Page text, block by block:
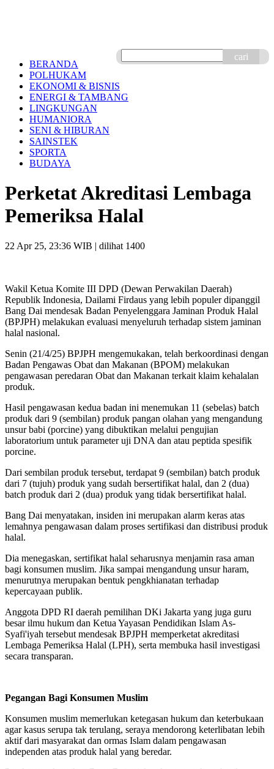
cari
BERANDA
POLHUKAM
EKONOMI & BISNIS
ENERGI & TAMBANG
LINGKUNGAN
HUMANIORA
SENI & HIBURAN
SAINSTEK
SPORTA
BUDAYA
Perketat Akreditasi Lembaga
Pemeriksa Halal
22 Apr 25, 23:36 WIB | dilihat 1400
Wakil Ketua Komite III DPD (Dewan Perwakilan Daerah)
Republik Indonesia, Dailami Firdaus yang lebih populer dipanggil
Bang Dai mendesak Badan Penyelenggara Jaminan Produk Halal
(BPJPH) melakukan evaluasi menyeluruh terhadap sistem jaminan
halal nasional.
Senin (21/4/25) BPJPH mengemukakan, telah berkoordinasi dengan
Badan Pengawas Obat dan Makanan (BPOM) melakukan
pengawasan peredaran Obat dan Makanan terkait klaim kehalalan
produk.
Hasil pengawasan kedua badan ini menemukan 11 (sebelas) batch
produk dari 9 (sembilan) produk pangan olahan yang mengandung
unsur babi (porcine) yang dibuktikan melalui pengujian
laboratorium untuk parameter uji DNA dan atau peptida spesifik
porcine.
Dari sembilan produk tersebut, terdapat 9 (sembilan) batch produk
dari 7 (tujuh) produk yang sudah bersertifikat halal, dan 2 (dua)
batch produk dari 2 (dua) produk yang tidak bersertifikat halal.
Bang Dai menyatakan, insiden ini merupakan alarm keras atas
lemahnya pengawasan dalam proses sertifikasi dan distribusi produk
halal.
Dia menegaskan, sertifikat halal seharusnya menjamin rasa aman
bagi konsumen muslim. Jika sampai mengandung unsur haram,
menurutnya merupakan bentuk pengkhianatan terhadap
kepercayaan publik.
Anggota DPD RI daerah pemilihan DKi Jakarta yang juga guru
besar ilmu hukum dan Ketua Yayasan Pendidikan Islam As-
Syafi'iyah tersebut mendesak BPJPH memperketat akreditasi
Lembaga Pemeriksa Halal (LPH), serta membuka hasil investigasi
secara transparan.
Pegangan Bagi Konsumen Muslim
Konsumen muslim memerlukan ketegasan hukum dan keterbukaan
agar kasus serupa tak terulang, seraya mendorong keterlibatan lebih
aktif dari masyarakat dan ormas Islam dalam pengawasan
independen atas produk halal yang beredar.